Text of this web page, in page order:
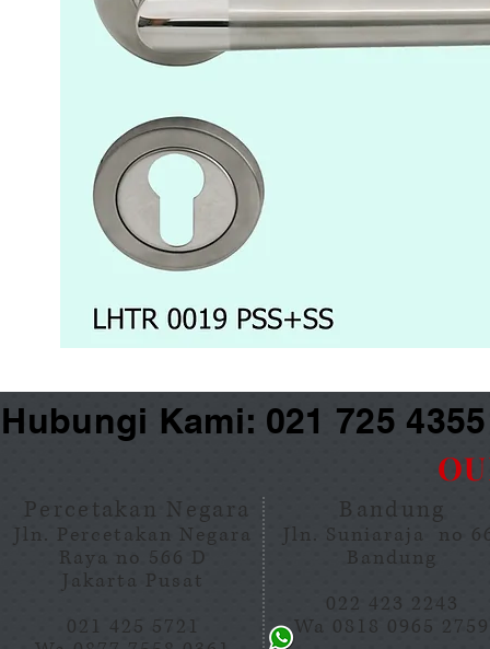
Kami: 021 725
Percetakan Negara
Jln. Percetakan Negara
Raya no 566 D
Jakarta Pusat
021 425 5721
Bandung
Jln. Suniaraja no
Bandung
022 423 2243
Wa 0818 0965 2759